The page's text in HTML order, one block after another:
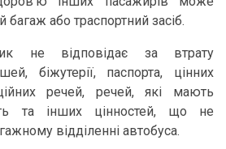
або траспортний засіб.
не відповідає за втрату
біжутерії, паспорта, цінних
речей, речей, які мають
та інших цінностей, що не
відділенні автобуса.